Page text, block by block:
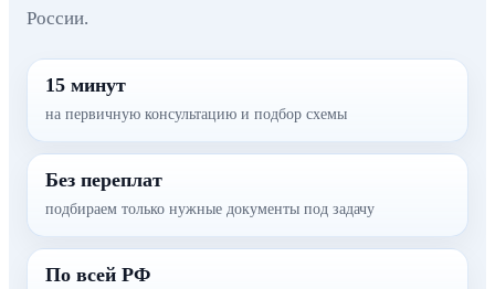
России.
15 минут
на первичную консультацию и подбор схемы
Без переплат
подбираем только нужные документы под задачу
По всей РФ